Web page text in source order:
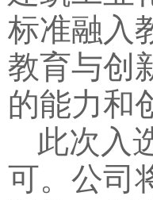
标准融入
教育与创
的能力和
此次入
可。公司